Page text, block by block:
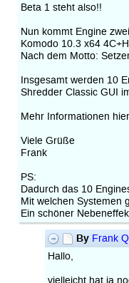
Beta 1 steht also!!
Nun kommt Engine
Komodo 10.3 x64
Nach dem Motto:
Insgesamt werden 10
Shredder Classic GUI
Mehr Informationen
Viele Grüße
Frank
PS:
Dadurch das 10
Mit welchen Systemen
Ein schöner
By Frank
Hallo,
vielleicht hat ja